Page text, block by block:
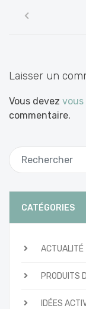
entre
Laisser un
Vous devez
commentaire.
CATÉGORIES
ACTUALITÉ
PRODUITS
IDÉES